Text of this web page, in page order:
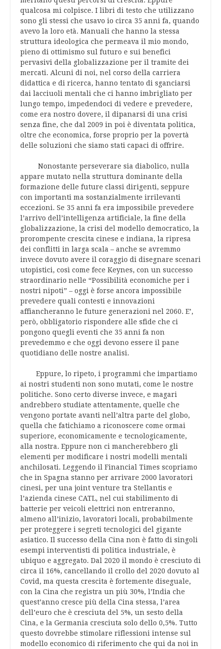
qualcosa mi colpisce. I libri di testo che utilizzano
sono gli stessi che usavo io circa 35 anni fa, quando
avevo la loro età. Manuali che hanno la stessa
struttura ideologica che permeava il mio mondo,
pieno di ottimismo sul futuro e sui benefici
pervasivi della globalizzazione per il tramite dei
mercati. Alcuni di noi, nel corso della carriera
didattica e di ricerca, hanno tentato di sganciarsi
dai lacciuoli mentali che ci hanno imbrigliato per
lungo tempo, impedendoci di vedere e prevedere,
come era nostro dovere, il dipanarsi di una crisi
senza fine, che dal 2009 in poi è diventata politica,
oltre che economica, forse proprio per la povertà
delle soluzioni che siamo stati capaci di offrire.
Nonostante perseverare sia diabolico, nulla
appare mutato nella struttura dominante della
formazione delle future classi dirigenti, seppure
con importanti ma sostanzialmente irrilevanti
eccezioni. Se 35 anni fa era impossibile prevedere
l’arrivo dell’intelligenza artificiale, la fine della
globalizzazione, la crisi del modello democratico, la
prorompente crescita cinese e indiana, la ripresa
dei conflitti in larga scala – anche se avremmo
invece dovuto avere il coraggio di disegnare scenari
utopistici, così come fece Keynes, con un successo
straordinario nelle “Possibilità economiche per i
nostri nipoti” – oggi è forse ancora impossibile
prevedere quali contesti e innovazioni
affiancheranno le future generazioni nel 2060. E’,
però, obbligatorio rispondere alle sfide che ci
pongono quegli eventi che 35 anni fa non
prevedemmo e che oggi devono essere il pane
quotidiano delle nostre analisi.
Eppure, lo ripeto, i programmi che impartiamo
ai nostri studenti non sono mutati, come le nostre
politiche. Sono certo diverse invece, e magari
andrebbero studiate attentamente, quelle che
vengono portate avanti nell’altra parte del globo,
quella che fatichiamo a riconoscere come ormai
superiore, economicamente e tecnologicamente,
alla nostra. Eppure non ci mancherebbero gli
elementi per modificare i nostri modelli mentali
anchilosati. Leggendo il Financial Times scopriamo
che in Spagna stanno per arrivare 2000 lavoratori
cinesi, per una joint venture tra Stellantis e
l’azienda cinese CATL, nel cui stabilimento di
batterie per veicoli elettrici non entreranno,
almeno all’inizio, lavoratori locali, probabilmente
per proteggere i segreti tecnologici del gigante
asiatico. Il successo della Cina non è fatto di singoli
esempi interventisti di politica industriale, è
ubiquo e aggregato. Dal 2020 il mondo è cresciuto di
circa il 16%, cancellando il crollo del 2020 dovuto al
Covid, ma questa crescita è fortemente diseguale,
con la Cina che registra un più 30%, l’India che
quest’anno cresce più della Cina stessa, l’area
dell’euro che è cresciuta del 5%, un sesto della
Cina, e la Germania cresciuta solo dello 0,5%. Tutto
questo dovrebbe stimolare riflessioni intense sul
modello economico di riferimento che qui da noi in